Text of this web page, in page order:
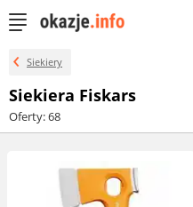
Siekiery
Siekiera Fiskars
Oferty: 68